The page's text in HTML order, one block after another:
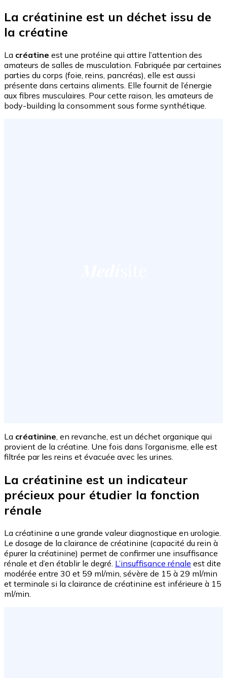
La créatinine est un déchet issu de
la créatine
La créatine est une protéine qui attire l’attention des
amateurs de salles de musculation. Fabriquée par certaines
parties du corps (foie, reins, pancréas), elle est aussi
présente dans certains aliments. Elle fournit de l’énergie
aux fibres musculaires. Pour cette raison, les amateurs de
body-building la consomment sous forme synthétique.
La créatinine , en revanche, est un déchet organique qui
provient de la créatine. Une fois dans l’organisme, elle est
filtrée par les reins et évacuée avec les urines.
La créatinine est un indicateur
précieux pour étudier la fonction
rénale
La créatinine a une grande valeur diagnostique en urologie.
Le dosage de la clairance de créatinine (capacité du rein à
épurer la créatinine) permet de confirmer une insuffisance
rénale et d’en établir le degré. L’insuffisance rénale est dite
modérée entre 30 et 59 ml/min, sévère de 15 à 29 ml/min
et terminale si la clairance de créatinine est inférieure à 15
ml/min.